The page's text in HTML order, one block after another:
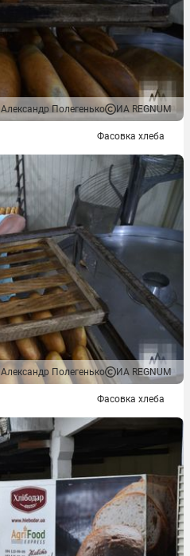
Александр Полегенько ИА REGNUM
Фасовка хлеба
Александр Полегенько ИА REGNUM
Фасовка хлеба